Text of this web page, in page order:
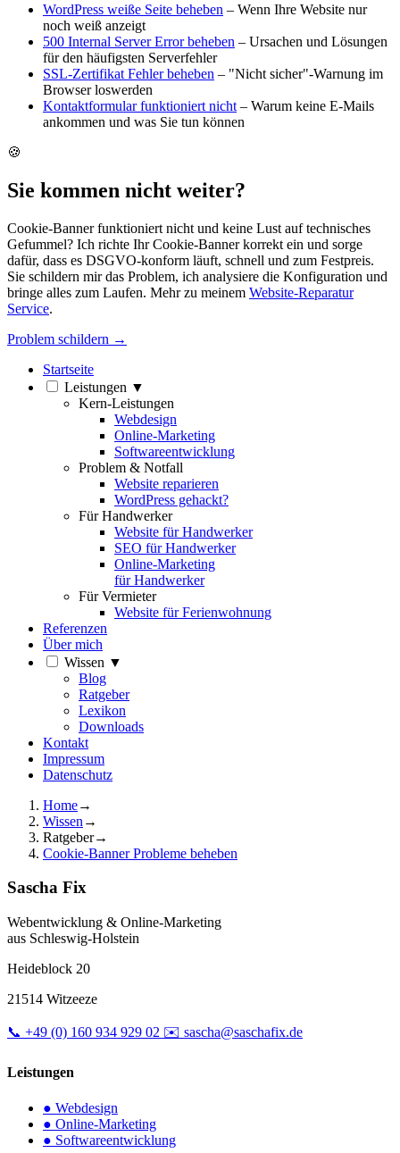
WordPress weiße Seite beheben – Wenn Ihre Website nur
noch weiß anzeigt
500 Internal Server Error beheben – Ursachen und Lösungen
für den häufigsten Serverfehler
SSL-Zertifikat Fehler beheben – "Nicht sicher"-Warnung im
Browser loswerden
Kontaktformular funktioniert nicht – Warum keine E-Mails
ankommen und was Sie tun können
🍪
Sie kommen nicht weiter?
Cookie-Banner funktioniert nicht und keine Lust auf technisches
Gefummel? Ich richte Ihr Cookie-Banner korrekt ein und sorge
dafür, dass es DSGVO-konform läuft, schnell und zum Festpreis.
Sie schildern mir das Problem, ich analysiere die Konfiguration und
bringe alles zum Laufen. Mehr zu meinem Website-Reparatur
Service.
Problem schildern →
Startseite
Leistungen ▼
Kern-Leistungen
Webdesign
Online-Marketing
Softwareentwicklung
Problem & Notfall
Website reparieren
WordPress gehackt?
Für Handwerker
Website für Handwerker
SEO für Handwerker
Online-Marketing
für Handwerker
Für Vermieter
Website für Ferienwohnung
Referenzen
Über mich
Wissen ▼
Blog
Ratgeber
Lexikon
Downloads
Kontakt
Impressum
Datenschutz
Home→
Wissen →
Ratgeber→
Cookie-Banner Probleme beheben
Sascha Fix
Webentwicklung & Online-Marketing
aus Schleswig-Holstein
Heideblock 20
21514 Witzeeze
📞 +49 (0) 160 934 929 02 ✉️ sascha@saschafix.de
Leistungen
● Webdesign
● Online-Marketing
● Softwareentwicklung